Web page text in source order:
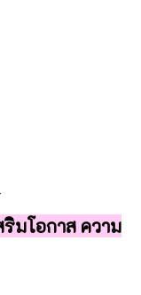
ริมโอกาส ความ